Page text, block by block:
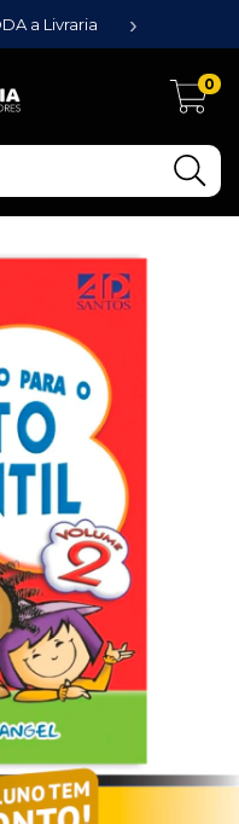
0
a Livraria ›